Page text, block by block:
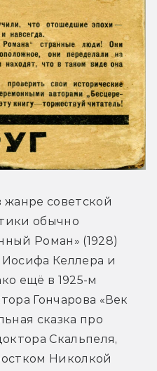
советской
обычно
Роман» (1928)
Келлера и
ещё в 1925-м
Гончарова «Век
сказка про
Скальпеля,
Николкой